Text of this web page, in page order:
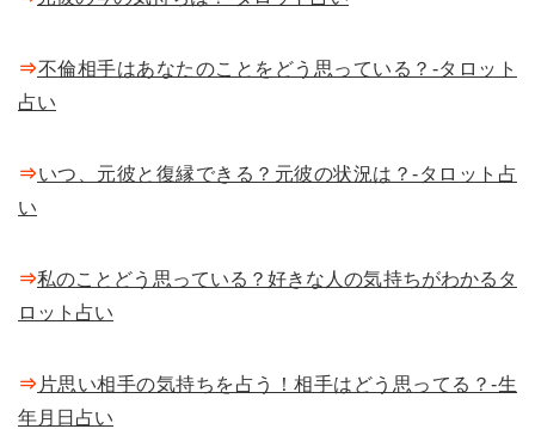
⇒不倫相手はあなたのことをどう思っている？-タロット
占い
⇒いつ、元彼と復縁できる？元彼の状況は？-タロット占
い
⇒私のことどう思っている？好きな人の気持ちがわかるタ
ロット占い
⇒ 片思い相手の気持ちを占う！相手はどう思ってる？-生
年月日占い